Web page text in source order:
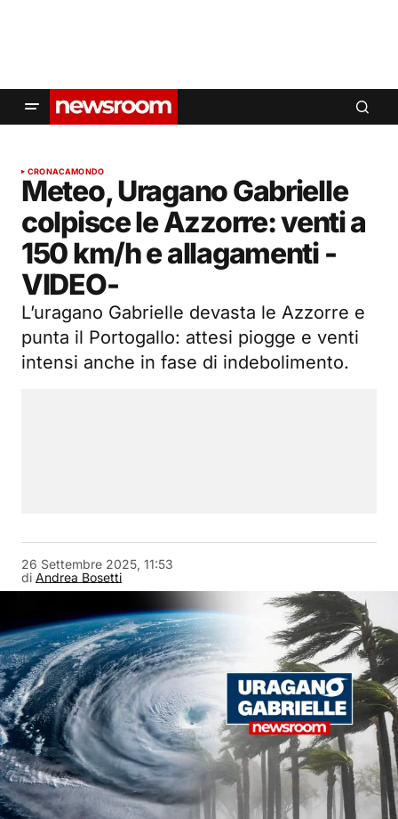
CRONACAMONDO
Meteo, Uragano Gabrielle
colpisce le Azzorre: venti a
150 km/h e allagamenti -
VIDEO-
L’uragano Gabrielle devasta le Azzorre e
punta il Portogallo: attesi piogge e venti
intensi anche in fase di indebolimento.
di Andrea Bosetti
26 Settembre 2025, 11:53